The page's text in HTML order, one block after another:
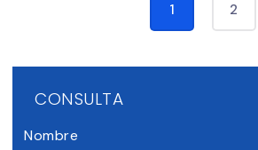
1 2
CONSULTA
Nombre